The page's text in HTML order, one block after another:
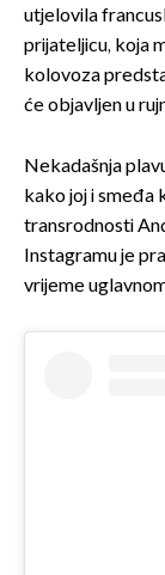
utjelovila
prijateljicu, koja
kolovoza
će objavljen u
Nekadašnja
kako joj i smeđa
transrodnosti
Instagramu je
vrijeme